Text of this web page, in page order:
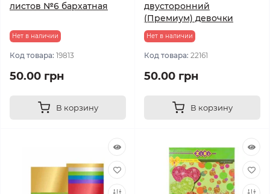
листов №6 бархатная
Нет в наличии
Код товара: 19813
50.00 грн
В корзину
двусторонний
(Премиум) девочки
Нет в наличии
Код товара: 22161
50.00 грн
В корзину